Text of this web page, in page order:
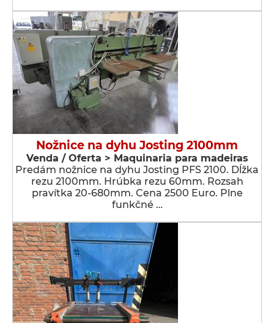
Nožnice na dyhu Josting 2100mm
Venda / Oferta > Maquinaria para madeiras
Predám nožnice na dyhu Josting PFS 2100. Dĺžka
rezu 2100mm. Hrúbka rezu 60mm. Rozsah
pravítka 20-680mm. Cena 2500 Euro. Plne
funkčné …